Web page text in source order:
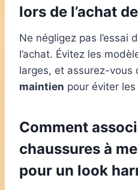
lors de l’achat
Ne négligez pas l’essai
l’achat. Évitez les
larges, et assurez-vous
maintien pour éviter
Comment
chaussures à
pour un look